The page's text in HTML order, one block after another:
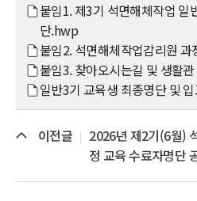
붙임1. 제3기 석면해체작업 일
단.hwp
붙임2. 석면해체작업감리원
붙임3. 찾아오시는길 및 생활
일반3기 교육생 최종명단 및
이전글
2026년 제2기(6월)
정 교육 수료자명단